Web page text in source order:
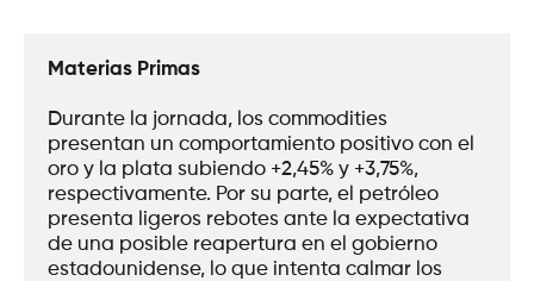
Materias Primas
Durante la jornada, los commodities
presentan un comportamiento positivo con el
oro y la plata subiendo +2,45% y +3,75%,
respectivamente. Por su parte, el petróleo
presenta ligeros rebotes ante la expectativa
de una posible reapertura en el gobierno
estadounidense, lo que intenta calmar los